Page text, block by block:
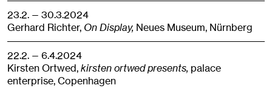
23.2. — 30.3.2024
Gerhard Richter, On Display, Neues Museum, Nürnberg
22.2. — 6.4.2024
Kirsten Ortwed,kirsten ortwed presents, palace
enterprise,Copenhagen